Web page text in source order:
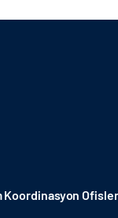
Koordinasyon